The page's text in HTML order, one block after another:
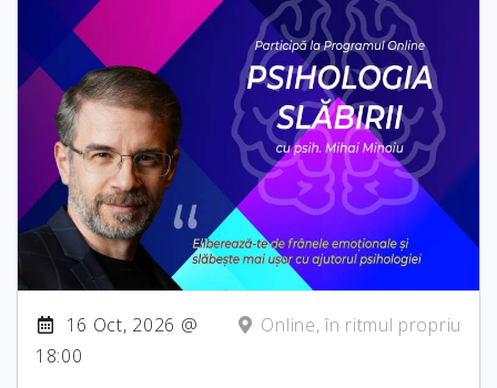
Online, în ritmul propriu
16 Oct, 2026 @
18:00